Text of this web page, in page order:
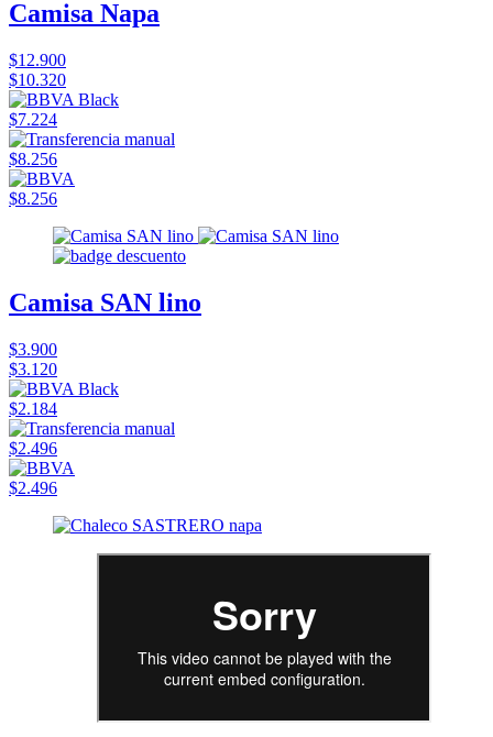
Camisa Napa
$12.900
$10.320
$7.224
$8.256
$8.256
Camisa SAN lino
$3.900
$3.120
$2.184
$2.496
$2.496